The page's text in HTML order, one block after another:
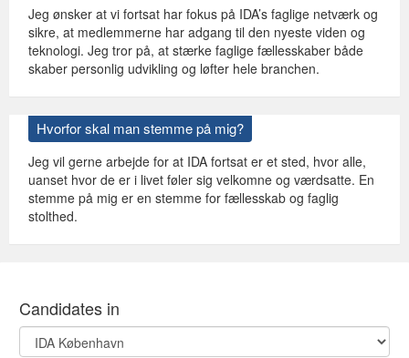
Jeg ønsker at vi fortsat har fokus på IDA’s faglige netværk og
sikre, at medlemmerne har adgang til den nyeste viden og
teknologi. Jeg tror på, at stærke faglige fællesskaber både
skaber personlig udvikling og løfter hele branchen.
Hvorfor skal man stemme på mig?
Jeg vil gerne arbejde for at IDA fortsat er et sted, hvor alle,
uanset hvor de er i livet føler sig velkomne og værdsatte. En
stemme på mig er en stemme for fællesskab og faglig
stolthed.
Candidates in